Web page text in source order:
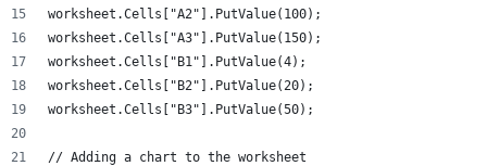
worksheet.Cells["A2"].PutValue(100);
worksheet.Cells["A3"].PutValue(150);
worksheet.Cells["B1"].PutValue(4);
worksheet.Cells["B2"].PutValue(20);
worksheet.Cells["B3"].PutValue(50);
// Adding a chart to the worksheet